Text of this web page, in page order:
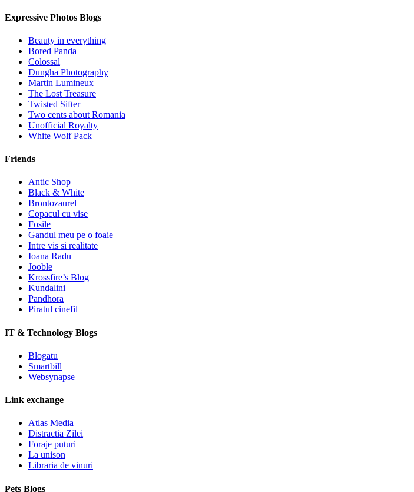
Expressive Photos Blogs
Beauty in everything
Bored Panda
Colossal
Dungha Photography
Martin Lumineux
The Lost Treasure
Twisted Sifter
Two cents about Romania
Unofficial Royalty
White Wolf Pack
Friends
Antic Shop
Black & White
Brontozaurel
Copacul cu vise
Fosile
Gandul meu pe o foaie
Intre vis si realitate
Ioana Radu
Jooble
Krossfire’s Blog
Kundalini
Pandhora
Piratul cinefil
IT & Technology Blogs
Blogatu
Smartbill
Websynapse
Link exchange
Atlas Media
Distractia Zilei
Foraje puturi
La unison
Libraria de vinuri
Pets Blogs